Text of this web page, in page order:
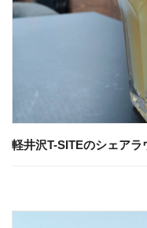
軽井沢T-SITEのシェアラ